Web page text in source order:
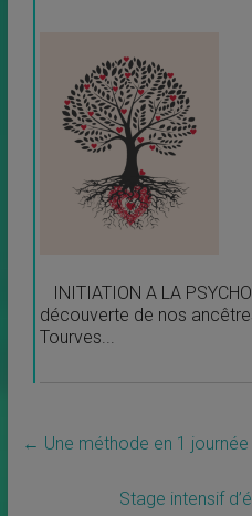
INITIATION A LA
découverte de nos
Tourves...
← Une méthode en 1
Stage intensif